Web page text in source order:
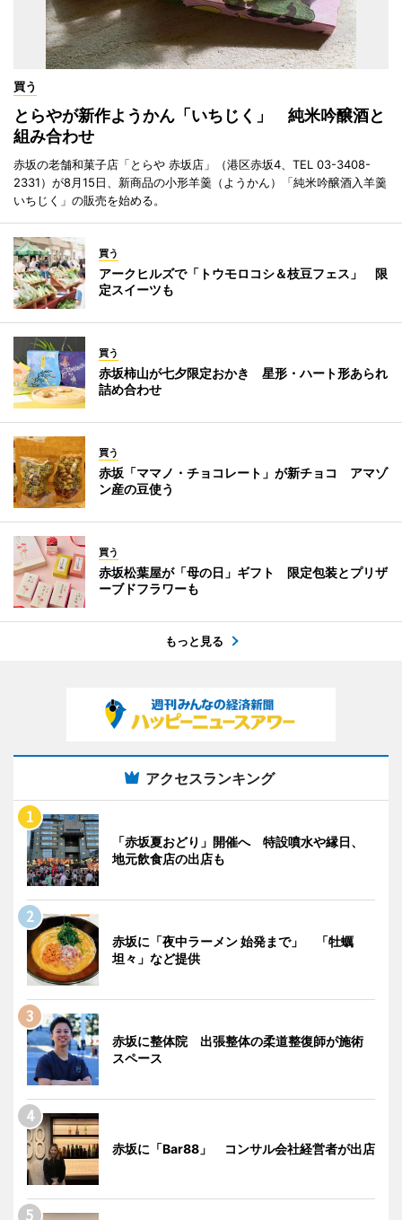
買う
とらやが新作ようかん「いちじく」 純米吟醸酒と
組み合わせ
赤坂の老舗和菓子店「とらや 赤坂店」（港区赤坂4、TEL 03-3408-
2331）が8月15日、新商品の小形羊羹（ようかん）「純米吟醸酒入羊羹
いちじく」の販売を始める。
買う
アークヒルズで「トウモロコシ＆枝豆フェス」 限
定スイーツも
買う
赤坂柿山が七夕限定おかき 星形・ハート形あられ
詰め合わせ
買う
赤坂「ママノ・チョコレート」が新チョコ アマゾ
ン産の豆使う
買う
赤坂松葉屋が「母の日」ギフト 限定包装とプリザ
ーブドフラワーも
もっと見る
アクセスランキング
「赤坂夏おどり」開催へ 特設噴水や縁日、
地元飲食店の出店も
赤坂に「夜中ラーメン 始発まで」 「牡蠣
坦々」など提供
赤坂に整体院 出張整体の柔道整復師が施術
スペース
赤坂に「Bar88」 コンサル会社経営者が出店